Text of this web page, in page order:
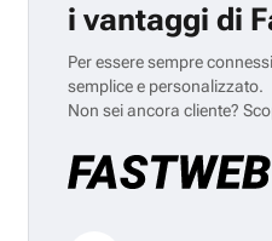
i vantaggi di
Per essere sempre
semplice e personalizzato.
Non sei ancora cliente?